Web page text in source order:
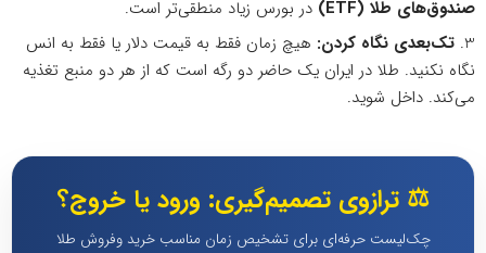
صندوق‌های طلا (ETF)
در بورس زیاد منطقی‌تر است.
تک‌بعدی نگاه کردن: هیچ زمان فقط به قیمت دلار یا فقط به انس
نگاه نکنید. طلا در ایران یک حاضر دو رگه است که از هر دو منبع تغذیه
می‌کند. داخل شوید.
⚖️ ترازوی تصمیم‌گیری: ورود یا خروج؟
چک‌لیست حرفه‌ای برای تشخیص زمان مناسب خرید وفروش طلا